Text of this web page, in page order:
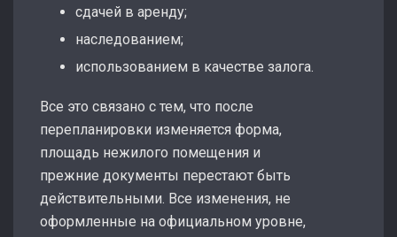
сдачей в аренду;
наследованием;
использованием в качестве залога.
Все это связано с тем, что после
перепланировки изменяется форма,
площадь нежилого помещения и
прежние документы перестают быть
действительными. Все изменения, не
оформленные на официальном уровне,